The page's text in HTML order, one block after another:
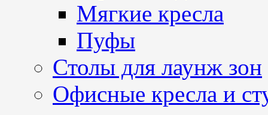
Мягкие кресла
Пуфы
Столы для лаунж зон
Офисные кресла и